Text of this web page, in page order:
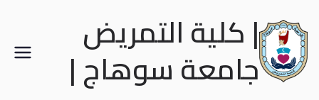
| كلية التمريض
جامعة سوهاج |